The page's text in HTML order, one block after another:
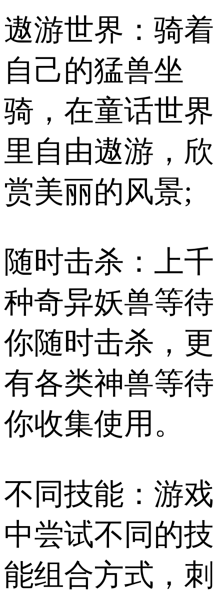
遨游世界：骑着
自己的猛兽坐
骑，在童话世界
里自由遨游，欣
赏美丽的风景;
随时击杀：上千
种奇异妖兽等待
你随时击杀，更
有各类神兽等待
你收集使用。
不同技能：游戏
中尝试不同的技
能组合方式，刺